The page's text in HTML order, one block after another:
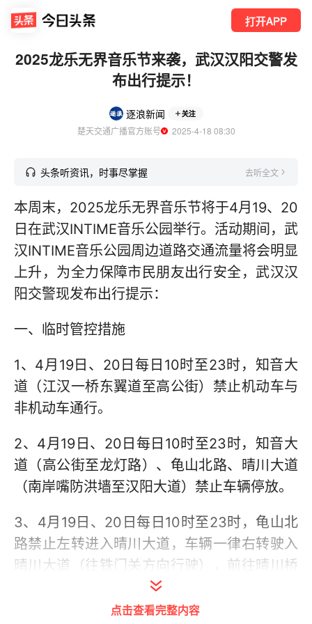
打开APP
2025龙乐无界音乐节来袭，武汉汉阳交警发
布出行提示！
逐浪新闻 关注
楚天交通广播官方账号
  2025-4-18 08:30
头条听资讯，时事尽掌握 去听全文
本周末，2025龙乐无界音乐节将于4月19、20
日在武汉INTIME音乐公园举行。活动期间，武
汉INTIME音乐公园周边道路交通流量将会明显
上升，为全力保障市民朋友出行安全，武汉汉
阳交警现发布出行提示：
一、临时管控措施
1、4月19日、20日每日10时至23时，知音大
道（江汉一桥东翼道至高公街）禁止机动车与
非机动车通行。
2、4月19日、20日每日10时至23时，知音大
道（高公街至龙灯路）、龟山北路、晴川大道
（南岸嘴防洪墙至汉阳大道）禁止车辆停放。
3、4月19日、20日每日10时至23时，龟山北
路禁止左转进入晴川大道，车辆一律右转驶入
晴川大道（往铁门关方向行驶），前往晴川桥
方向车辆可在莲花湖路口红绿灯掉头。
点击查看完整内容